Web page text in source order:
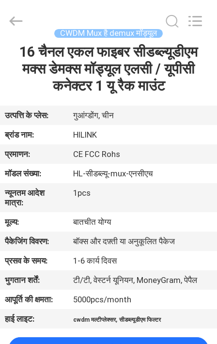
हमारे
बारे
में
कारखाने
का
गुणवत्ता
नियंत्रण
हमसे
संपर्क
करें
Technology
Co.,Ltd..
CWDM Mux है demux मॉड्यूल
16 चैनल एकल फाइबर सीडब्ल्यूडीएम
मक्स डेमक्स मॉड्यूल एलसी / यूपीसी
कनेक्टर 1 यू रैक माउंट
उत्पत्ति के प्लेस:
गुआंग्डोंग, चीन
ब्रांड नाम:
HILINK
प्रमाणन:
CE FCC Rohs
मॉडल संख्या:
HL-सीडब्ल्यू-mux-एनसीएच
न्यूनतम आदेश
मात्रा:
1pcs
मूल्य:
बातचीत योग्य
पैकेजिंग विवरण:
बॉक्स और दफ़्ती या अनुकूलित पैकेज
प्रसव के समय:
1-6 कार्य दिवस
भुगतान शर्तें:
टी/टी, वेस्टर्न यूनियन, MoneyGram, पेपैल
आपूर्ति की क्षमता:
5000pcs/month
हाई लाइट:
cwdm मल्टीप्लेक्सर,सीडब्ल्यूडीएम फिल्टर